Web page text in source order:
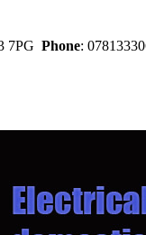
7PG Phone: